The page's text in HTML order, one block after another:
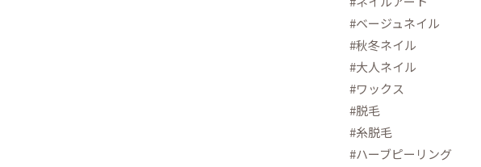
#ベージュネイル
#秋冬ネイル
#大人ネイル
#ワックス
#脱毛
#糸脱毛
#ハーブピーリング